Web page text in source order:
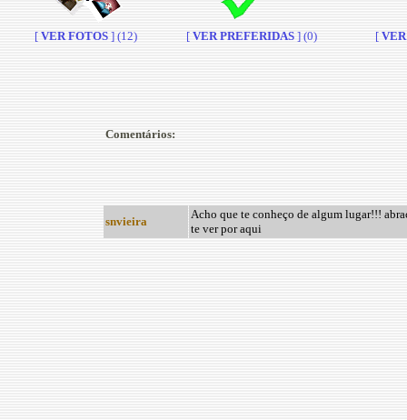
[ VER FOTOS ] (12) [ VER PREFERIDAS ] (0) [
Comentários:
snvieira
Acho que te conheço de algum lugar!!!
te ver por aqui